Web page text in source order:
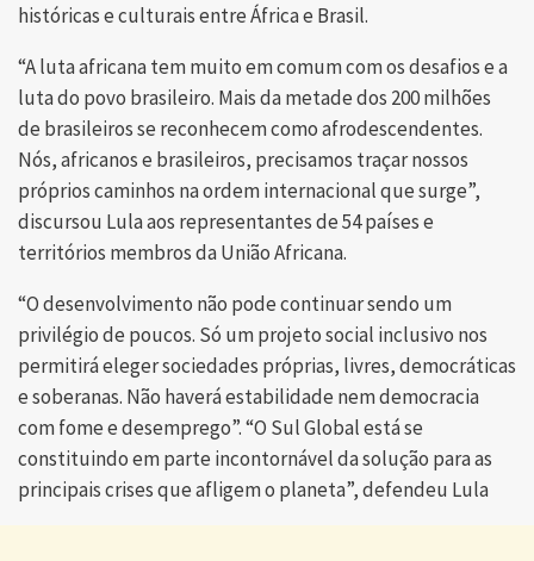
históricas e culturais entre África e Brasil.
“A luta africana tem muito em comum com os desafios e a
luta do povo brasileiro. Mais da metade dos 200 milhões
de brasileiros se reconhecem como afrodescendentes.
Nós, africanos e brasileiros, precisamos traçar nossos
próprios caminhos na ordem internacional que surge”,
discursou Lula aos representantes de 54 países e
territórios membros da União Africana.
“O desenvolvimento não pode continuar sendo um
privilégio de poucos. Só um projeto social inclusivo nos
permitirá eleger sociedades próprias, livres, democráticas
e soberanas. Não haverá estabilidade nem democracia
com fome e desemprego”. “O Sul Global está se
constituindo em parte incontornável da solução para as
principais crises que afligem o planeta”, defendeu Lula